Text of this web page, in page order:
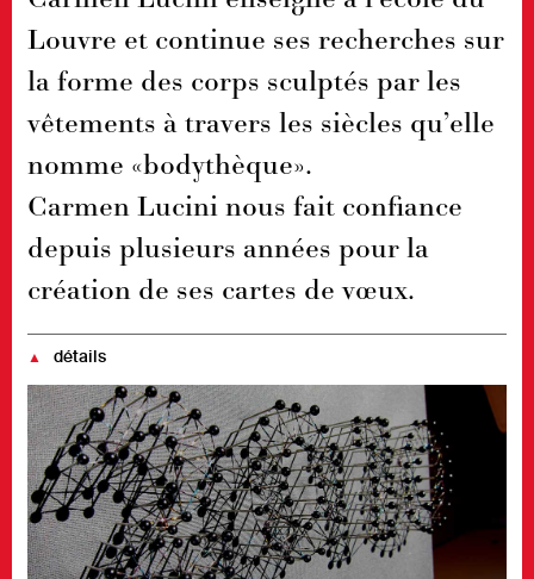
Louvre et continue ses recherches sur
la forme des corps sculptés par les
vêtements à travers les siècles qu’elle
nomme «bodythèque».
Carmen Lucini nous fait confiance
depuis plusieurs années pour la
création de ses cartes de vœux.
▲ détails